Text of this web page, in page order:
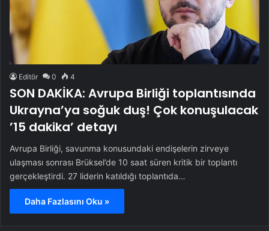
Editör 0 4
SON DAKİKA: Avrupa Birliği toplantısında
Ukrayna’ya soğuk duş! Çok konuşulacak
’15 dakika’ detayı
Avrupa Birliği, savunma konusundaki endişelerin zirveye
ulaşması sonrası Brüksel’de 10 saat süren kritik bir toplantı
gerçekleştirdi. 27 liderin katıldığı toplantıda…
Daha Fazlasını Oku »